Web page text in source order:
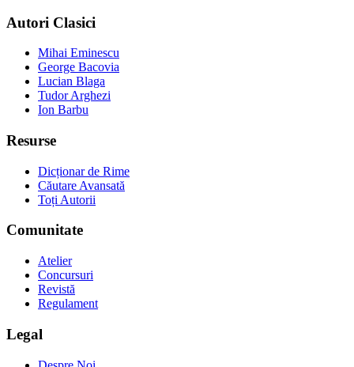
Autori Clasici
Mihai Eminescu
George Bacovia
Lucian Blaga
Tudor Arghezi
Ion Barbu
Resurse
Dicționar de Rime
Căutare Avansată
Toți Autorii
Comunitate
Atelier
Concursuri
Revistă
Regulament
Legal